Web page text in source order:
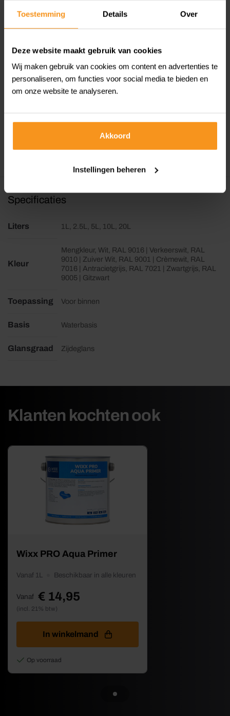
Toestemming Details Over
Deze website maakt gebruik van cookies
Wij maken gebruik van cookies om content en advertenties te
personaliseren, om functies voor social media te bieden en
om onze website te analyseren.
Akkoord
Instellingen beheren
eenvoudig worden aangebracht met een roller, kwast of
Airless spray.
reinigen met water.
adviseren wij eerst 1 laag primer, zoals de Wixx PRO Aqua
Primer of Wixx PRO Aqua Multiprimer, gevolgd door 1 of 2
lagen Wixx PRO Aqua Houtlak Satin.
Specificaties
Liters 1L, 2.5L, 5L, 10L, 20L
Kleur
Mengkleur, Wit, RAL 9016 | Verkeerswit, RAL
9010 | Zuiver Wit, RAL 9001 | Crèmewit, RAL
7016 | Antracietgrijs, RAL 7021 | Zwartgrijs, RAL
9005 | Gitzwart
Toepassing Voor binnen
Basis Waterbasis
Glansgraad Zijdeglans
Klanten kochten ook
Wixx PRO Aqua Primer
Vanaf 1L Beschikbaar in alle kleuren
Vanaf € 14,95
(incl. 21% btw)
In winkelmand
product
meerdere
Deze
optie
op
de Op voorraad